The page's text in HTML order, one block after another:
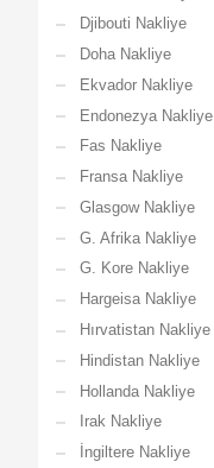
Djibouti Nakliye
Doha Nakliye
Ekvador Nakliye
Endonezya Nakliye
Fas Nakliye
Fransa Nakliye
Glasgow Nakliye
G. Afrika Nakliye
G. Kore Nakliye
Hargeisa Nakliye
Hırvatistan Nakliye
Hindistan Nakliye
Hollanda Nakliye
Irak Nakliye
İngiltere Nakliye